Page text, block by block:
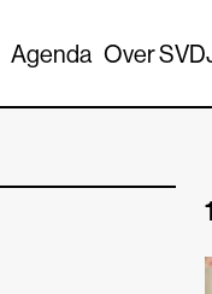
Agenda Over